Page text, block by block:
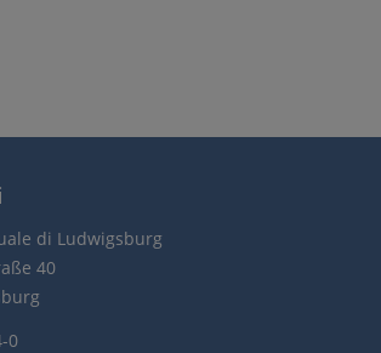
di Ludwigsburg
40
0